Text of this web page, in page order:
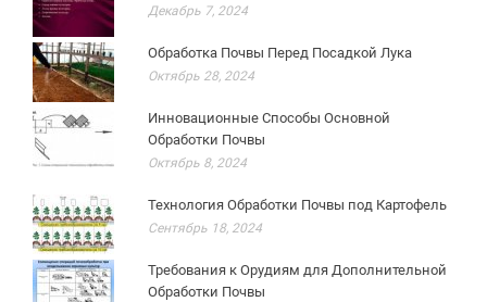
Декабрь 7, 2024
Обработка Почвы Перед Посадкой Лука
Октябрь 28, 2024
Инновационные Способы Основной
Обработки Почвы
Октябрь 8, 2024
Технология Обработки Почвы под Картофель
Сентябрь 18, 2024
Требования к Орудиям для Дополнительной
Обработки Почвы